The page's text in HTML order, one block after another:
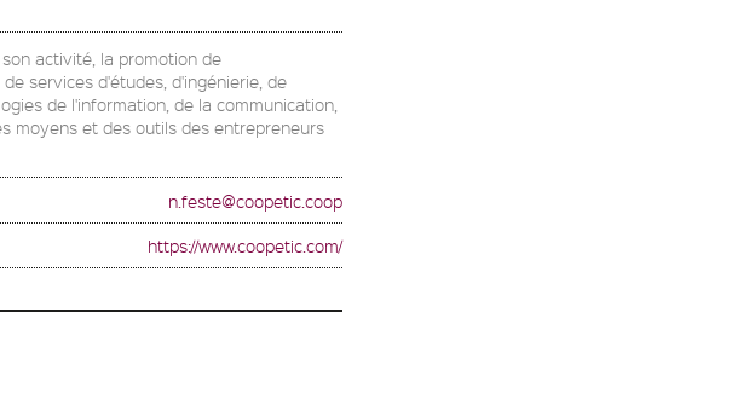
activité, la promotion de
services d'études, d'ingénierie, de
de l'information, de la communication,
moyens et des outils des entrepreneurs
n.feste@coopetic.coop
https://www.coopetic.com/